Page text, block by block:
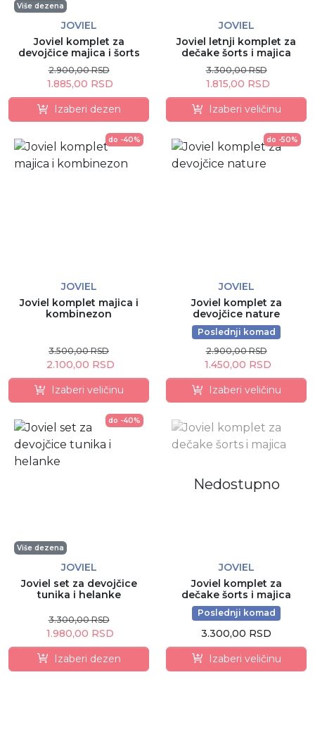
Više dezena
JOVIEL
Joviel komplet za
devojčice majica i šorts
2.900,00 RSD
1.885,00 RSD
Izaberi dezen
JOVIEL
Joviel letnji komplet za
dečake šorts i majica
3.300,00 RSD
1.815,00 RSD
Izaberi veličinu
do -40%
JOVIEL
Joviel komplet majica i
kombinezon
3.500,00 RSD
2.100,00 RSD
Izaberi veličinu
do -50%
JOVIEL
Joviel komplet za
devojčice nature
Poslednji komad
2.900,00 RSD
1.450,00 RSD
Izaberi veličinu
do -40%
Više dezena
JOVIEL
Joviel set za devojčice
tunika i helanke
3.300,00 RSD
1.980,00 RSD
Izaberi dezen
Nedostupno
JOVIEL
Joviel komplet za
dečake šorts i majica
Poslednji komad
3.300,00 RSD
Izaberi veličinu